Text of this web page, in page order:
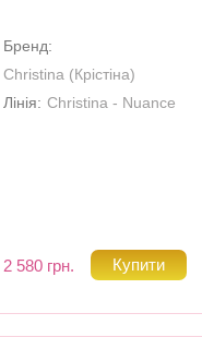
Бренд:
Christina (Крiстiна)
Лінія: Christina - Nuance
2 580 грн.